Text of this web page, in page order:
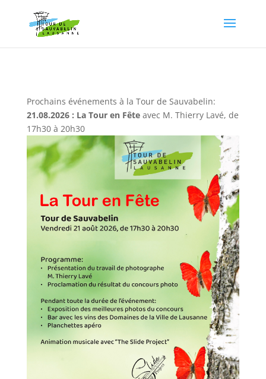
Prochains événements à la Tour de Sauvabelin:
21.08.2026 : La Tour en Fêteavec M. Thierry Lavé, de
17h30 à 20h30